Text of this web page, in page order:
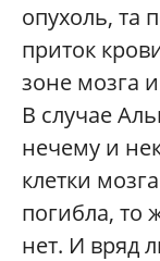
опухоль, та
приток
зоне мозга
В случае
нечему и
клетки
погибла, то
нет. И вряд